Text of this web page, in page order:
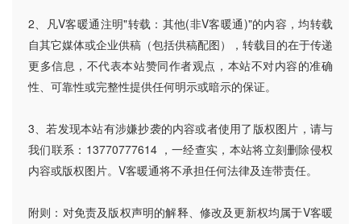
2、凡V客暖通注明"转载：其他(非V客暖通)"的内容，均转载
自其它媒体或企业供稿（包括供稿配图），转载目的在于传递
更多信息，不代表本站赞同作者观点，本站不对内容的准确
性、可靠性或完整性提供任何明示或暗示的保证。
3、若发现本站有涉嫌抄袭的内容或者使用了版权图片，请与
我们联系：13770777614 ，一经查实，本站将立刻删除侵权
内容或版权图片。V客暖通将不承担任何法律及连带责任。
附则：对免责及版权声明的解释、修改及更新权均属于V客暖